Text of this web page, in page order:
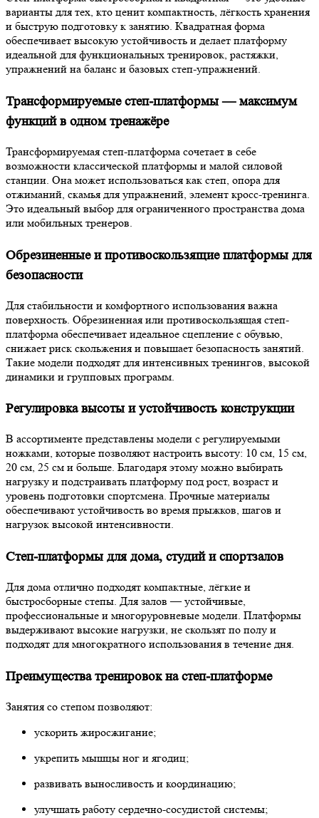
варианты для тех, кто ценит компактность, лёгкость хранения
и быструю подготовку к занятию. Квадратная форма
обеспечивает высокую устойчивость и делает платформу
идеальной для функциональных тренировок, растяжки,
упражнений на баланс и базовых степ-упражнений.
Трансформируемые степ-платформы — максимум
функций в одном тренажёре
Трансформируемая степ-платформа сочетает в себе
возможности классической платформы и малой силовой
станции. Она может использоваться как степ, опора для
отжиманий, скамья для упражнений, элемент кросс-тренинга.
Это идеальный выбор для ограниченного пространства дома
или мобильных тренеров.
Обрезиненные и противоскользящие платформы для
безопасности
Для стабильности и комфортного использования важна
поверхность. Обрезиненная или противоскользящая степ-
платформа обеспечивает идеальное сцепление с обувью,
снижает риск скольжения и повышает безопасность занятий.
Такие модели подходят для интенсивных тренингов, высокой
динамики и групповых программ.
Регулировка высоты и устойчивость конструкции
В ассортименте представлены модели с регулируемыми
ножками, которые позволяют настроить высоту: 10 см, 15 см,
20 см, 25 см и больше. Благодаря этому можно выбирать
нагрузку и подстраивать платформу под рост, возраст и
уровень подготовки спортсмена. Прочные материалы
обеспечивают устойчивость во время прыжков, шагов и
нагрузок высокой интенсивности.
Степ-платформы для дома, студий и спортзалов
Для дома отлично подходят компактные, лёгкие и
быстросборные степы. Для залов — устойчивые,
профессиональные и многоруровневые модели. Платформы
выдерживают высокие нагрузки, не скользят по полу и
подходят для многократного использования в течение дня.
Преимущества тренировок на степ-платформе
Занятия со степом позволяют:
ускорить жиросжигание;
укрепить мышцы ног и ягодиц;
развивать выносливость и координацию;
улучшать работу сердечно-сосудистой системы;